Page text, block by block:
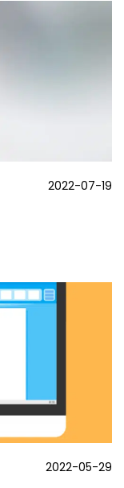
2022-07-19
2022-05-29